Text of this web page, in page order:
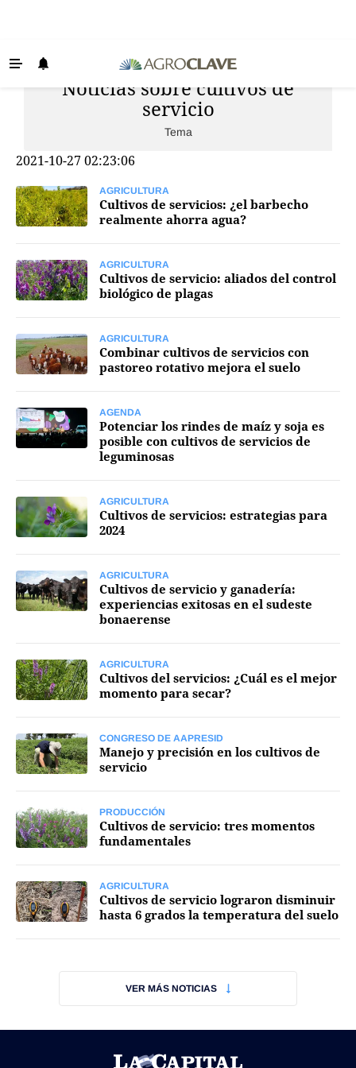
Tecnología
Maquinaria agrícola
Agenda
Regionales
Agronegocios
Mercados
Seguinos
Noticias sobre cultivos de
servicio
Tema
2021-10-27 02:23:06
AGRICULTURA
Cultivos de servicios: ¿el barbecho
realmente ahorra agua?
AGRICULTURA
Cultivos de servicio: aliados del control
biológico de plagas
AGRICULTURA
Combinar cultivos de servicios con
pastoreo rotativo mejora el suelo
AGENDA
Potenciar los rindes de maíz y soja es
posible con cultivos de servicios de
leguminosas
AGRICULTURA
Cultivos de servicios: estrategias para
2024
AGRICULTURA
Cultivos de servicio y ganadería:
experiencias exitosas en el sudeste
bonaerense
AGRICULTURA
Cultivos del servicios: ¿Cuál es el mejor
momento para secar?
CONGRESO DE AAPRESID
Manejo y precisión en los cultivos de
servicio
PRODUCCIÓN
Cultivos de servicio: tres momentos
fundamentales
AGRICULTURA
Cultivos de servicio lograron disminuir
hasta 6 grados la temperatura del suelo
VER MÁS NOTICIAS